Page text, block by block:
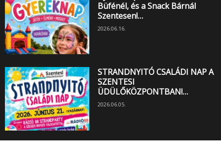
Büfénél, és a Snack Bárnál
Szentesen!…
2026.06.16.
STRANDNYITÓ CSALÁDI NAP A
SZENTESI
ÜDÜLŐKÖZPONTBAN!…
2026.06.05.